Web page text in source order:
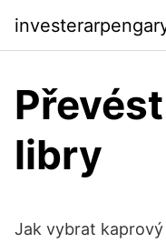
libry
Jak vybrat